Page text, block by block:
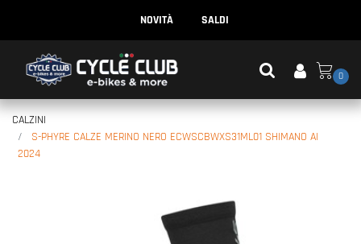
NOVITÀ SALDI
0
CALZINI
S-PHYRE CALZE MERINO NERO ECWSCBWXS31ML01 SHIMANO AI
2024